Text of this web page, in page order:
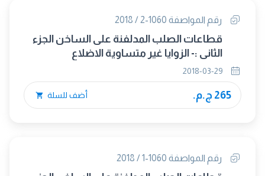
رقم المواصفة 1060-2 / 2018
قطاعات الصلب المدلفنة على الساخن الجزء
الثانى :- الزوايا غير متساوية الاضلاع
265 ج.م. أضف للسلة
رقم المواصفة 1060-1 / 2018